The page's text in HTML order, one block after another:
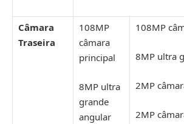
Câmara
Traseira
108MP
câmara
principal
8MP ultra
grande
angular
108MP
8MP ultra
2MP
2MP